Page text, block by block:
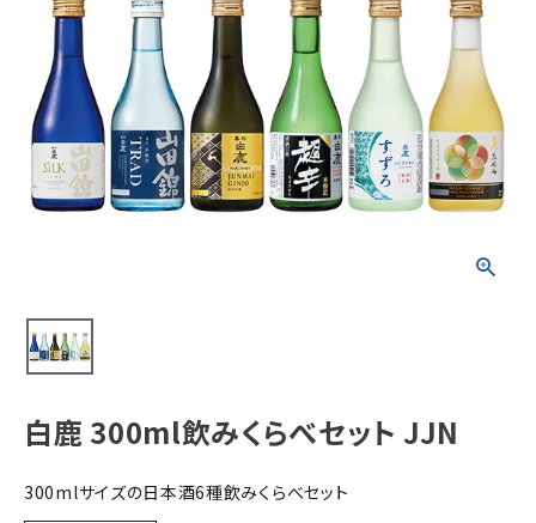
白鹿 300ml飲みくら
べセット JJN
3,465 (税込)
カテゴリーから探す
食品
酒器
キーワードから探す
白鹿 300ml飲みくらべセット JJN
300mlサイズの日本酒6種飲みくらべセット